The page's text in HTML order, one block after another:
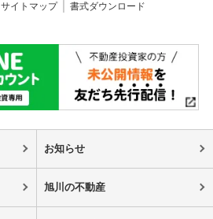
サイトマップ 書式ダウンロード
お知らせ
旭川の不動産